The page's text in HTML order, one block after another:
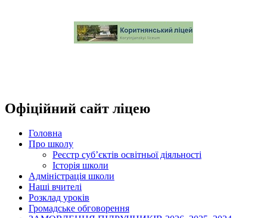
Офіційний сайт ліцею
Головна
Про школу
Реєстр суб’єктів освітньої діяльності
Історія школи
Адміністрація школи
Наші вчителі
Розклад уроків
Громадське обговорення